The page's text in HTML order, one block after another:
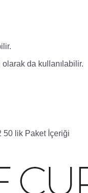
da kullanılabilir.
50 lik Paket İçeriği